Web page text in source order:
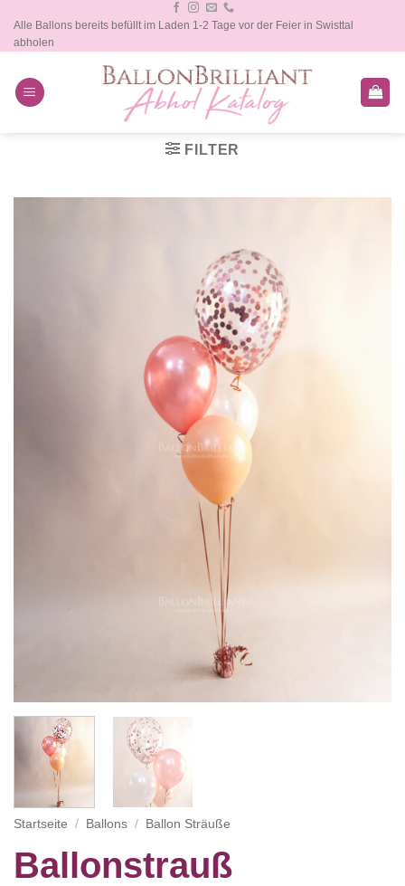
Inhalt
springen
Alle Ballons bereits befüllt im Laden 1-2 Tage vor der Feier in Swisttal
abholen
FILTER
Startseite / Ballons / Ballon Sträuße
Ballonstrauß